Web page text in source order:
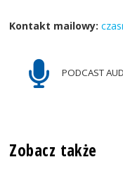
Kontakt mailowy:
PODCAST
Zobacz także